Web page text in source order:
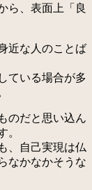
ら、表面上「良
近な人のことば
ている場合が多
のだと思い込ん
。
、自己実現は仏
なかなかそうな